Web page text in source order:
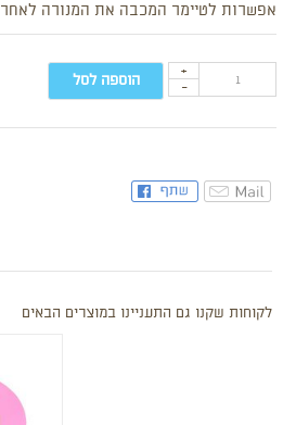
אפשרות לטיימר המכבה את המנורה לאחר 15 דקות
-
+ הוספה לסל
לקוחות שקנו גם התעניינו במוצרים הבאים